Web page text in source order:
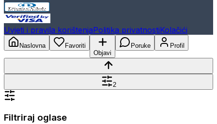
Uvjeti i pravila korištenjaPolitika privatnostiKolačići
Naslovna
Favoriti
Objavi
Poruke Profil
2
Filtriraj oglase